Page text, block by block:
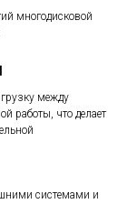
многодисковой
между
работы, что делает
системами и